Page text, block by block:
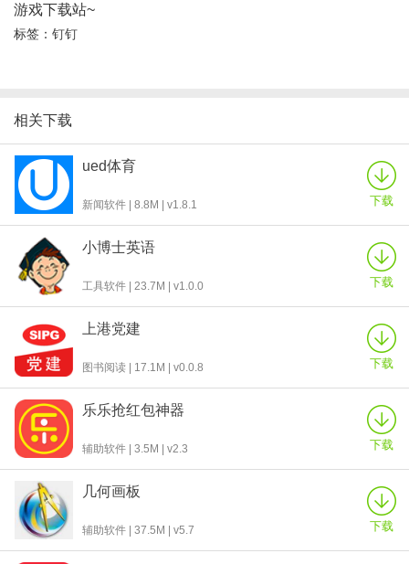
游戏下载站~
标签： 钉钉
相关下载
ued体育
新闻软件 | 8.8M | v1.8.1 下载
小博士英语
工具软件 | 23.7M | v1.0.0 下载
上港党建
图书阅读 | 17.1M | v0.0.8 下载
乐乐抢红包神器
辅助软件 | 3.5M | v2.3 下载
几何画板
辅助软件 | 37.5M | v5.7 下载